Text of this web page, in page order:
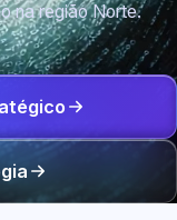
na região Norte.